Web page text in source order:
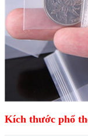
Kích thước phổ